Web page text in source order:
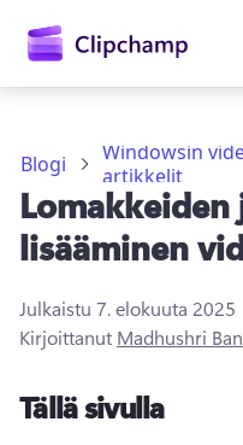
Kirjaudu sisään
Blogi
Windowsin
artikkelit
lisääminen
Julkaistu 7. elokuuta 2025
Kirjoittanut Madhushri
Tällä sivulla